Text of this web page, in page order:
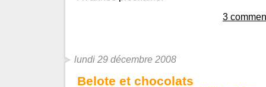
3
lundi 29 décembre 2008
Belote et chocolats